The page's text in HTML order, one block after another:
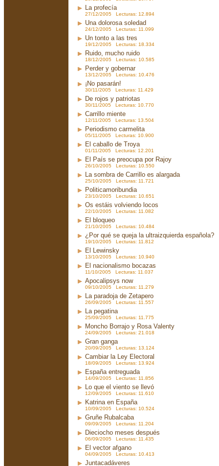
La profecía
27/12/2005 Lecturas: 12.894
Una dolorosa soledad
24/12/2005 Lecturas: 11.099
Un tonto a las tres
19/12/2005 Lecturas: 18.334
Ruido, mucho ruido
18/12/2005 Lecturas: 10.585
Perder y gobernar
13/12/2005 Lecturas: 10.476
¡No pasarán!
30/11/2005 Lecturas: 11.429
De rojos y patriotas
30/11/2005 Lecturas: 10.770
Carrillo miente
12/11/2005 Lecturas: 13.504
Periodismo carmelita
05/11/2005 Lecturas: 10.900
El caballo de Troya
01/11/2005 Lecturas: 12.201
El País se preocupa por Rajoy
26/10/2005 Lecturas: 10.550
La sombra de Carrillo es alargada
25/10/2005 Lecturas: 11.721
Politicamoribundia
23/10/2005 Lecturas: 10.651
Os estáis volviendo locos
22/10/2005 Lecturas: 11.082
El bloqueo
21/10/2005 Lecturas: 10.484
¿Por qué se queja la ultraizquierda española?
19/10/2005 Lecturas: 11.812
El Lewinsky
13/10/2005 Lecturas: 10.940
El nacionalismo bocazas
11/10/2005 Lecturas: 11.037
Apocalipsys now
09/10/2005 Lecturas: 11.279
La paradoja de Zetapero
26/09/2005 Lecturas: 11.557
La pegatina
25/09/2005 Lecturas: 11.775
Moncho Borrajo y Rosa Valenty
24/09/2005 Lecturas: 21.018
Gran ganga
20/09/2005 Lecturas: 13.124
Cambiar la Ley Electoral
18/09/2005 Lecturas: 13.924
España entreguada
14/09/2005 Lecturas: 11.856
Lo que el viento se llevó
12/09/2005 Lecturas: 11.610
Katrina en España
10/09/2005 Lecturas: 10.524
Gruñe Rubalcaba
09/09/2005 Lecturas: 11.204
Dieciocho meses después
06/09/2005 Lecturas: 11.435
El vector afgano
04/09/2005 Lecturas: 10.413
Juntacadáveres